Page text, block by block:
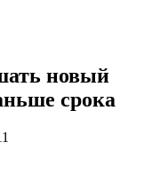
новый
срока